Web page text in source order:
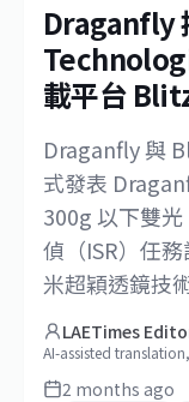
Draganfly
載平台
Draganfly 與
式發表
300g 以下雙
偵（ISR）任
米超穎透鏡技
LAETimes
AI-assisted
2 months ago